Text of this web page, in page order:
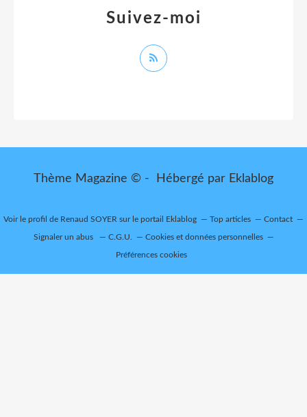
Suivez-moi
Thème Magazine © - Hébergé par Eklablog
Voir le profil de Renaud SOYER sur le portail Eklablog Top articles Contact
Signaler un abus C.G.U. Cookies et données personnelles
Préférences cookies